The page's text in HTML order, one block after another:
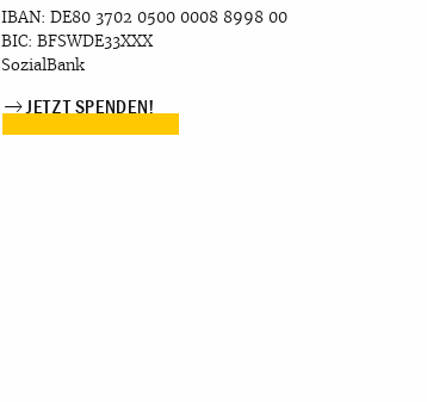
IBAN: DE80 3702 0500 0008 8998 00
BIC: BFSWDE33XXX
SozialBank
JETZT SPENDEN!